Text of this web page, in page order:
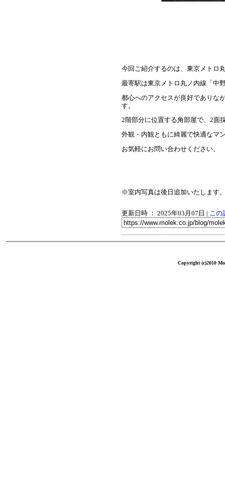
今回ご紹介するのは、東京メトロ
最寄駅は東京メトロ丸ノ内線「中
都心へのアクセスが良好でありな
す。
2階部分に位置する角部屋で、2面
外観・内観ともに綺麗で快適なマ
お気軽にお問い合わせください。
※室内写真は後日追加いたします
更新日時 ： 2025年03月07日 この
Copyright (c)2010